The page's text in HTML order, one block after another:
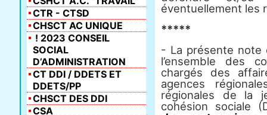
éventuellement les
*****
- La présente note
l’ensemble des
chargés des
agences
régionales de la
cohésion sociale
CTR - CTSD
CHSCT AC UNIQUE
! 2023 CONSEIL
SOCIAL
D’ADMINISTRATION
CT DDI / DDETS ET
DDETS/PP
CHSCT DES DDI
CSA